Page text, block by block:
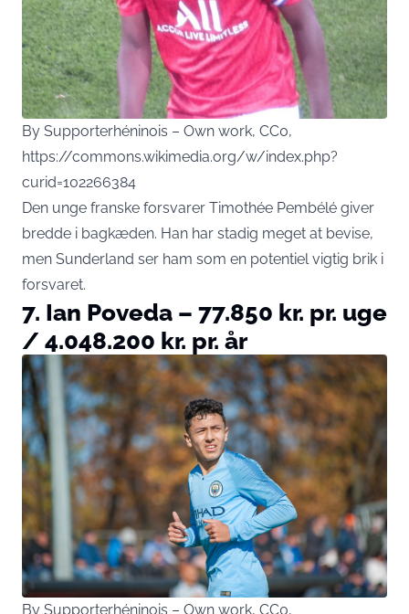
By Supporterhéninois – Own work, CC0,
https://commons.wikimedia.org/w/index.php?
curid=102266384
Den unge franske forsvarer Timothée Pembélé giver
bredde i bagkæden. Han har stadig meget at bevise,
men Sunderland ser ham som en potentiel vigtig brik i
forsvaret.
7. Ian Poveda – 77.850 kr. pr. uge
/ 4.048.200 kr. pr. år
By Supporterhéninois – Own work, CC0,